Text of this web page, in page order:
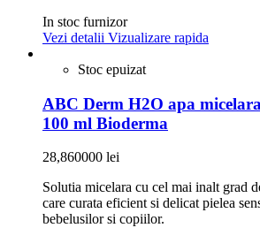
In stoc furnizor
Vezi detalii Vizualizare rapida
Stoc epuizat
ABC Derm H2O apa
100 ml Bioderma
28,860000 lei
Solutia micelara cu cel mai inalt grad
care curata eficient si delicat pielea
bebelusilor si copiilor.